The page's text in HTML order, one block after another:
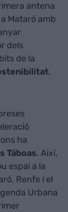
antena
Mataró amb
dels
de la
,
ha
Táboas. Així,
espai a la
Renfe i el
Urbana